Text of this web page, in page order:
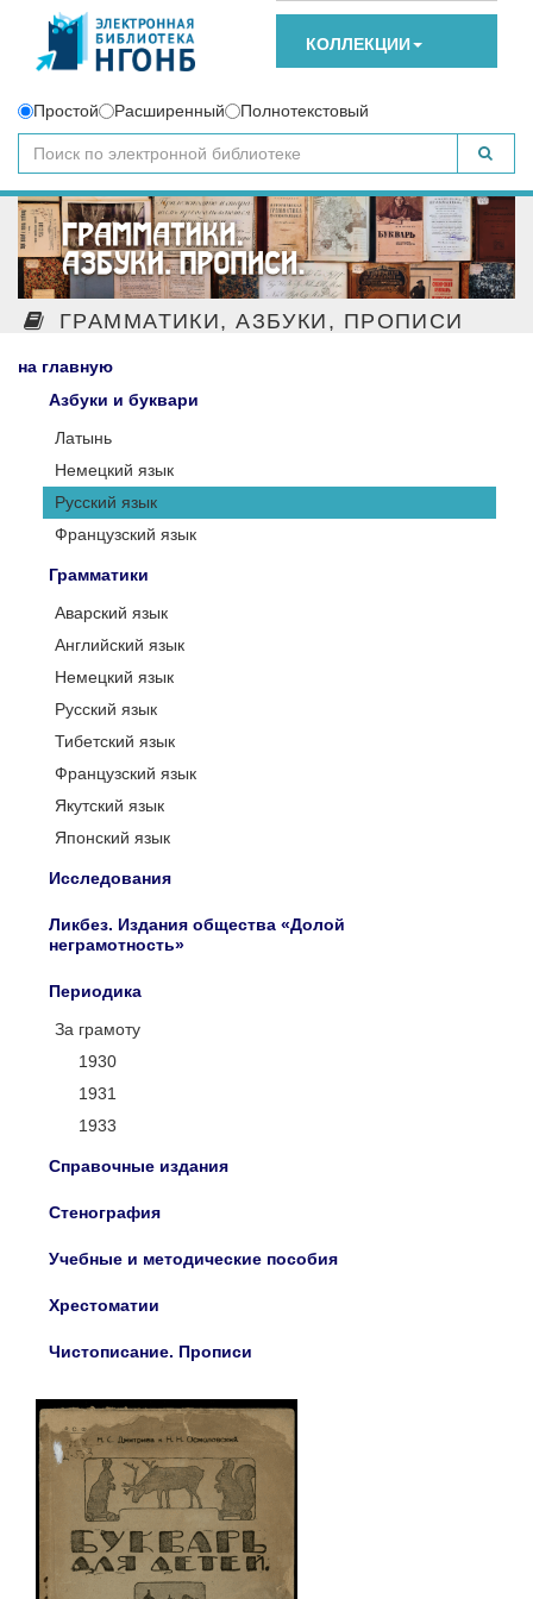
КОЛЛЕКЦИИ
Простой Расширенный Полнотекстовый
ГРАММАТИКИ, АЗБУКИ, ПРОПИСИ
на главную
Азбуки и буквари
Латынь
Немецкий язык
Русский язык
Французский язык
Грамматики
Аварский язык
Английский язык
Немецкий язык
Русский язык
Тибетский язык
Французский язык
Якутский язык
Японский язык
Исследования
Ликбез. Издания общества «Долой
неграмотность»
Периодика
За грамоту
1930
1931
1933
Справочные издания
Стенография
Учебные и методические пособия
Хрестоматии
Чистописание. Прописи